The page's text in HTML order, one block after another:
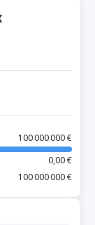
100 000 000 €
0,00 €
100 000 000 €